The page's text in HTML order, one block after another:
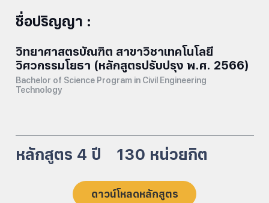
ชื่อปริญญา :
วิทยาศาสตรบัณฑิต สาขาวิชาเทคโนโลยี
วิศวกรรมโยธา (หลักสูตรปรับปรุง พ.ศ. 2566)
Bachelor of Science Program in Civil Engineering
Technology
หลักสูตร 4 ปี 130 หน่วยกิต
ดาวน์โหลดหลักสูตร